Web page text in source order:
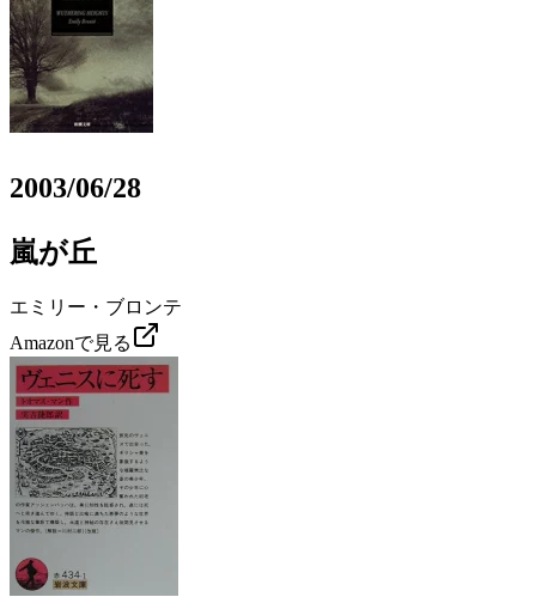
2003/06/28
嵐が丘
エミリー・ブロンテ
Amazonで見る